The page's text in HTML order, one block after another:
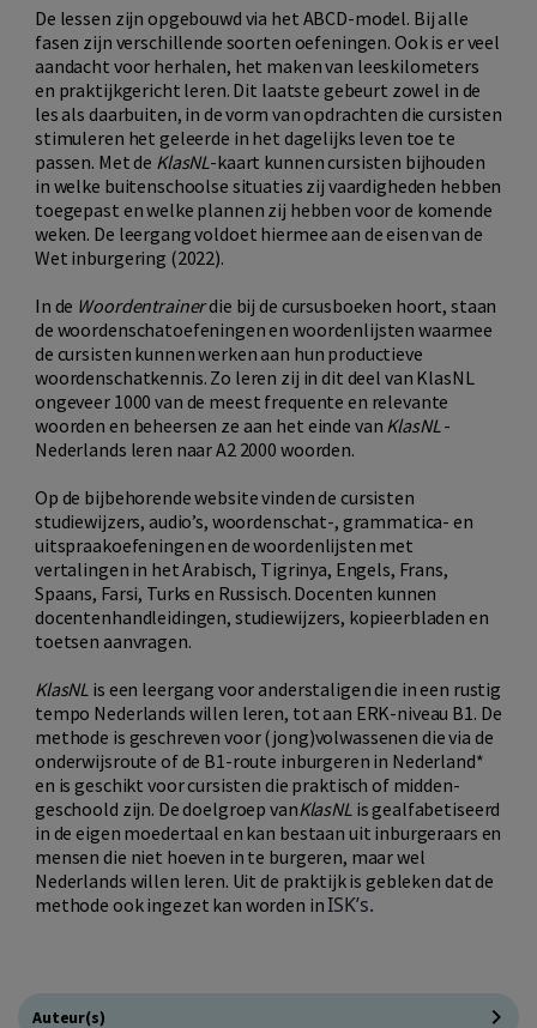
De lessen zijn opgebouwd via het ABCD-model. Bij alle
fasen zijn verschillende soorten oefeningen. Ook is er veel
aandacht voor herhalen, het maken van leeskilometers
en praktijkgericht leren. Dit laatste gebeurt zowel in de
les als daarbuiten, in de vorm van opdrachten die cursisten
stimuleren het geleerde in het dagelijks leven toe te
passen. Met de KlasNL-kaart kunnen cursisten bijhouden
in welke buitenschoolse situaties zij vaardigheden hebben
toegepast en welke plannen zij hebben voor de komende
weken. De leergang voldoet hiermee aan de eisen van de
Wet inburgering (2022).
In de Woordentrainerdie bij de cursusboeken hoort, staan
de woordenschatoefeningen en woordenlijsten waarmee
de cursisten kunnen werken aan hun productieve
woordenschatkennis. Zo leren zij in dit deel van KlasNL
ongeveer 1000 van de meest frequente en relevante
woorden en beheersen ze aan het einde van KlasNL-
Nederlands leren naar A2 2000 woorden.
Op de bijbehorende website vinden de cursisten
studiewijzers, audio’s, woordenschat-, grammatica- en
uitspraakoefeningen en de woordenlijsten met
vertalingen in het Arabisch, Tigrinya, Engels, Frans,
Spaans, Farsi, Turks en Russisch. Docenten kunnen
docentenhandleidingen, studiewijzers, kopieerbladen en
toetsen aanvragen.
KlasNL is een leergang voor anderstaligen die in een rustig
tempo Nederlands willen leren, tot aan ERK-niveau B1. De
methode is geschreven voor (jong)volwassenen die via de
onderwijsroute of de B1-route inburgeren in Nederland*
en is geschikt voor cursisten die praktisch of midden-
geschoold zijn. De doelgroep vanKlasNLis gealfabetiseerd
in de eigen moedertaal en kan bestaan uit inburgeraars en
mensen die niet hoeven in te burgeren, maar wel
Nederlands willen leren. Uit de praktijk is gebleken dat de
methode ook ingezet kan worden inISK’s.
Auteur(s)